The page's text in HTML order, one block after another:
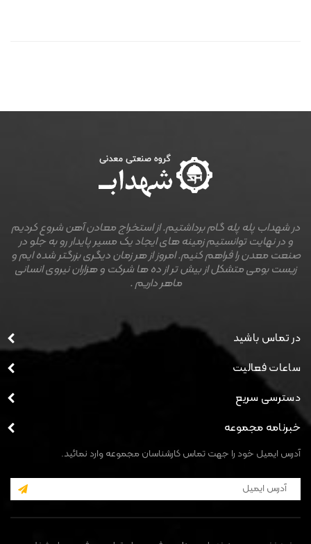
در شهداب پله پله گام برداشتیم. از استخراج معادن آهن شروع کردیم
و در نهایت توانستیم زمینه های ایجاد یک مسیر پایدار رو به جلو در
صنعت معدن را فراهم کنیم. امروز از هر زمان دیگری بزرگتر شده ایم و
زیست بومی متشکل از بیش تر از ده ها شرکت و هزاران نیروی انسانی
ماهر داریم .
در تماس باشید
ساعات فعالیت
دسترسی سریع
خبرنامه مجموعه
آدرس ایمیل خود را جهت تماس کارشناسان مجموعه وارد نمائید.